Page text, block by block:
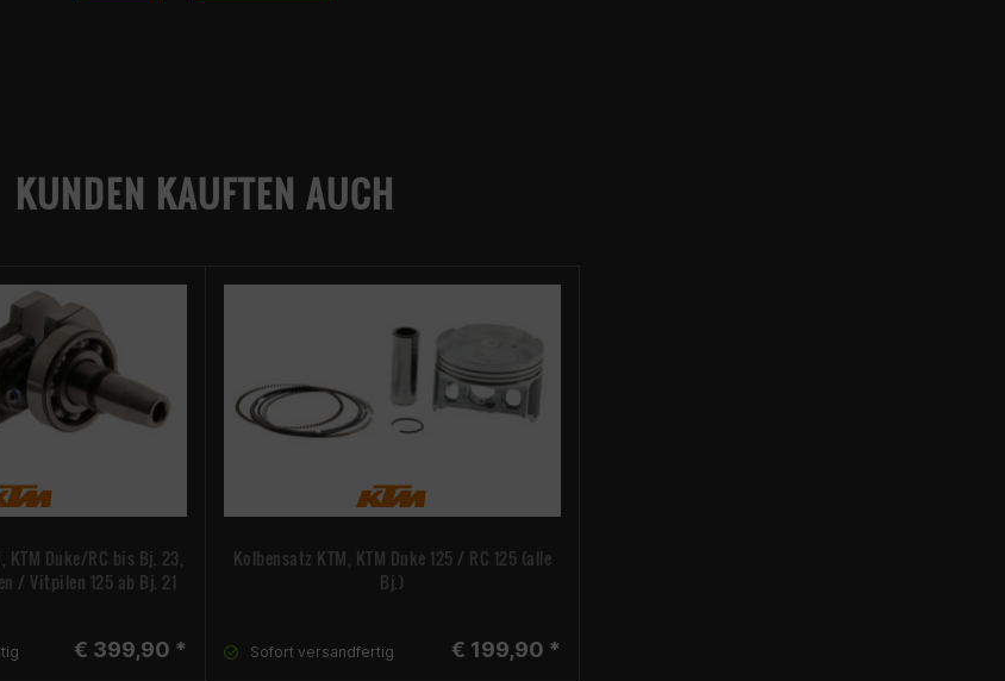
KUNDEN KAUFTEN AUCH
KTM Duke/RC bis Bj. 23,
/ Vitpilen 125 ab Bj. 21
€ 399,90 *
Kolbensatz KTM, KTM Duke 125 / RC 125 (alle
Bj.)
Sofort versandfertig € 199,90 *